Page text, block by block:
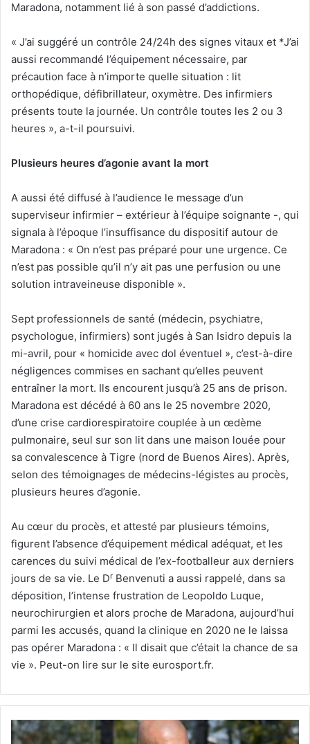
Maradona, notamment lié à son passé d’addictions.
« J’ai suggéré un contrôle 24/24h des signes vitaux et *J’ai
aussi recommandé l’équipement nécessaire, par
précaution face à n’importe quelle situation : lit
orthopédique, défibrillateur, oxymètre. Des infirmiers
présents toute la journée. Un contrôle toutes les 2 ou 3
heures », a-t-il poursuivi.
Plusieurs heures d’agonie avant la mort
A aussi été diffusé à l’audience le message d’un
superviseur infirmier – extérieur à l’équipe soignante -, qui
signala à l’époque l’insuffisance du dispositif autour de
Maradona : « On n’est pas préparé pour une urgence. Ce
n’est pas possible qu’il n’y ait pas une perfusion ou une
solution intraveineuse disponible ».
Sept professionnels de santé (médecin, psychiatre,
psychologue, infirmiers) sont jugés à San Isidro depuis la
mi-avril, pour « homicide avec dol éventuel », c’est-à-dire
négligences commises en sachant qu’elles peuvent
entraîner la mort. Ils encourent jusqu’à 25 ans de prison.
Maradona est décédé à 60 ans le 25 novembre 2020,
d’une crise cardiorespiratoire couplée à un œdème
pulmonaire, seul sur son lit dans une maison louée pour
sa convalescence à Tigre (nord de Buenos Aires). Après,
selon des témoignages de médecins-légistes au procès,
plusieurs heures d’agonie.
Au cœur du procès, et attesté par plusieurs témoins,
figurent l’absence d’équipement médical adéquat, et les
carences du suivi médical de l’ex-footballeur aux derniers
jours de sa vie. Le Dr Benvenuti a aussi rappelé, dans sa
déposition, l’intense frustration de Leopoldo Luque,
neurochirurgien et alors proche de Maradona, aujourd’hui
parmi les accusés, quand la clinique en 2020 ne le laissa
pas opérer Maradona : « Il disait que c’était la chance de sa
vie ». Peut-on lire sur le site eurosport.fr.
Zidane